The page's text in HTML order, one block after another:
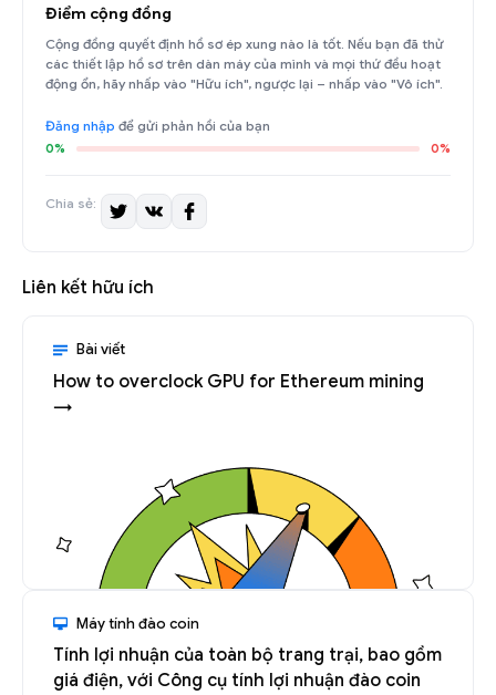
Điểm cộng đồng
Cộng đồng quyết định hồ sơ ép xung nào là tốt. Nếu bạn đã thử
các thiết lập hồ sơ trên dàn máy của mình và mọi thứ đều hoạt
động ổn, hãy nhấp vào "Hữu ích", ngược lại – nhấp vào "Vô ích".
Đăng nhập để gửi phản hồi của bạn
0% 0%
Chia sẻ:
Liên kết hữu ích
Bài viết
How to overclock GPU for Ethereum mining
→
Máy tính đào coin
Tính lợi nhuận của toàn bộ trang trại, bao gồm
giá điện, với Công cụ tính lợi nhuận đào coin